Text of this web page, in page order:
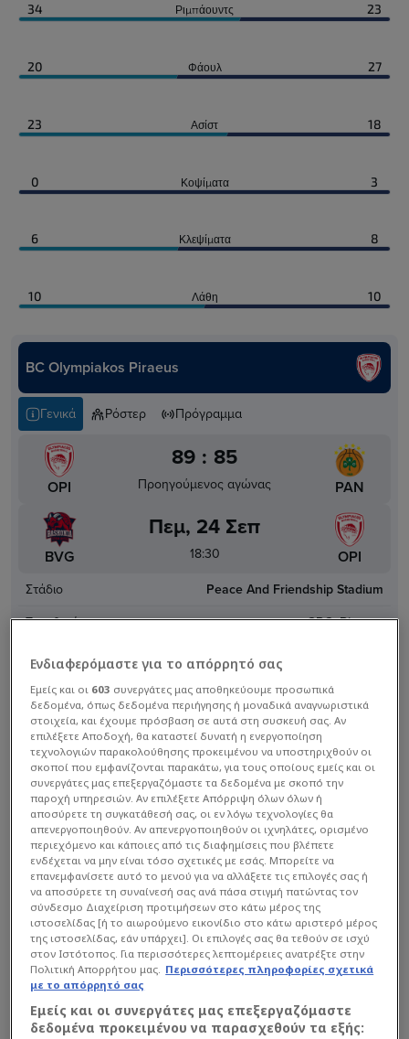
34 Ριμπάουντς 23
20 Φάουλ 27
23 Ασίστ 18
0 Κοψίματα 3
6 Κλεψίματα 8
10 Λάθη 10
BC Olympiakos Piraeus
Γενικά Ρόστερ Πρόγραμμα
OPI
89 : 85
Προηγούμενος αγώνας PAN
BVG
Πεμ, 24 Σεπ
18:30 OPI
Στάδιο Peace And Friendship Stadium
Τοποθεσία GRC, Piraeus
Συνέδριο
Διαίρεση
Προπονητής Georgios Bartzokas
Χρώματα ομάδας
Panathinaikos BC
Γενικά Ρόστερ Πρόγραμμα
89 : 85
Ενδιαφερόμαστε για το απόρρητό σας
Εμείς και οι 603 συνεργάτες μας αποθηκεύουμε προσωπικά
δεδομένα, όπως δεδομένα περιήγησης ή μοναδικά αναγνωριστικά
στοιχεία, και έχουμε πρόσβαση σε αυτά στη συσκευή σας. Αν
επιλέξετε Αποδοχή, θα καταστεί δυνατή η ενεργοποίηση
τεχνολογιών παρακολούθησης προκειμένου να υποστηριχθούν οι
σκοποί που εμφανίζονται παρακάτω, για τους οποίους εμείς και οι
συνεργάτες μας επεξεργαζόμαστε τα δεδομένα με σκοπό την
παροχή υπηρεσιών. Αν επιλέξετε Απόρριψη όλων όλων ή
αποσύρετε τη συγκατάθεσή σας, οι εν λόγω τεχνολογίες θα
απενεργοποιηθούν. Αν απενεργοποιηθούν οι ιχνηλάτες, ορισμένο
περιεχόμενο και κάποιες από τις διαφημίσεις που βλέπετε
ενδέχεται να μην είναι τόσο σχετικές με εσάς. Μπορείτε να
επανεμφανίσετε αυτό το μενού για να αλλάξετε τις επιλογές σας ή
να αποσύρετε τη συναίνεσή σας ανά πάσα στιγμή πατώντας τον
σύνδεσμο Διαχείριση προτιμήσεων στο κάτω μέρος της
ιστοσελίδας [ή το αιωρούμενο εικονίδιο στο κάτω αριστερό μέρος
της ιστοσελίδας, εάν υπάρχει]. Οι επιλογές σας θα τεθούν σε ισχύ
στον Ιστότοπος. Για περισσότερες λεπτομέρειες ανατρέξτε στην
Πολιτική Απορρήτου μας. Περισσότερες πληροφορίες σχετικά
με το απόρρητό σας
Εμείς και οι συνεργάτες μας επεξεργαζόμαστε
δεδομένα προκειμένου να παρασχεθούν τα εξής: